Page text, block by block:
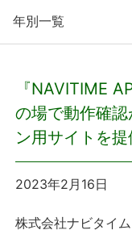
プレスリリ
おしらせ
年別一覧
『NAVITIME
の場で動作確
ン用サイトを
2023年2月16日
株式会社ナビタイ